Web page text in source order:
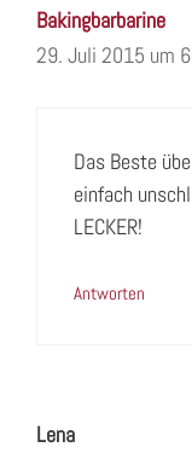
Bakingbarbarine
29. Juli 2015 um
Das Beste
einfach
LECKER!
Antworten
Lena